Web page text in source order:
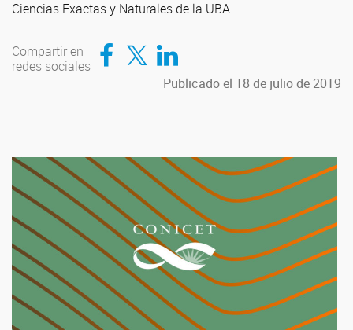
Ciencias Exactas y Naturales de la UBA.
Compartir en
redes sociales
Compartir en Facebook
Compartir en TwitterCompartir en LinkedIn
Publicado el 18 de julio de 2019